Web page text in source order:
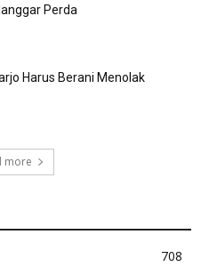
Perda
Harus Berani Menolak
more
708